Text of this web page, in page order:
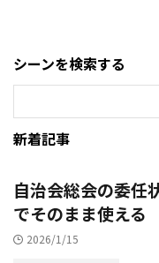
シーンを検索する
新着記事
自治会総会の委任
でそのまま使える
2026/1/15